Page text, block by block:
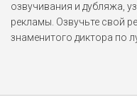
озвучивания и дубляжа,
рекламы. Озвучьте свой
знаменитого диктора по